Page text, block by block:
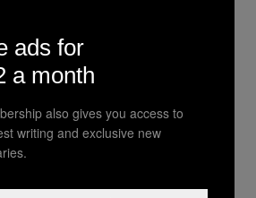
ads for
a month
also gives you access to
writing and exclusive new